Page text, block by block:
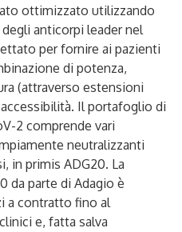
ottimizzato utilizzando
anticorpi leader nel
per fornire ai pazienti
di potenza,
(attraverso estensioni
Il portafoglio di
2 comprende vari
neutralizzanti
in primis ADG20. La
da parte di Adagio è
a contratto fino al
e, fatta salva